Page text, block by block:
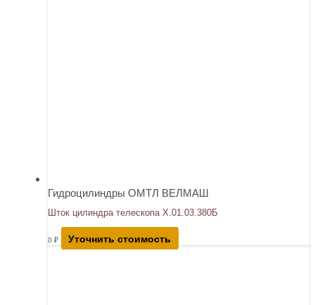
Гидроцилиндры ОМТЛ ВЕЛМАШ
Шток цилиндра телескопа Х.01.03.380Б
0 ₽ Уточнить стоимость